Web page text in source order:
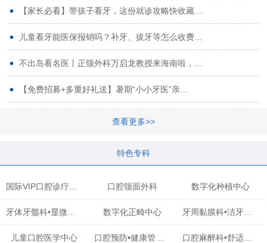
【家长必看】带孩子看牙，这份就诊攻略快收藏…
儿童看牙能医保报销吗？补牙、拔牙等怎么收费…
不出岛看名医丨正颌外科万启龙教授来海南啦，…
【免费招募+多重好礼送】暑期“小小牙医”亲…
查看更多>>
特色专科
口腔颌面外科 数字化种植中心
数字化正畸中心 牙周黏膜科•洁牙中心
儿童口腔医学中心 口腔麻醉科•舒适化诊疗中心